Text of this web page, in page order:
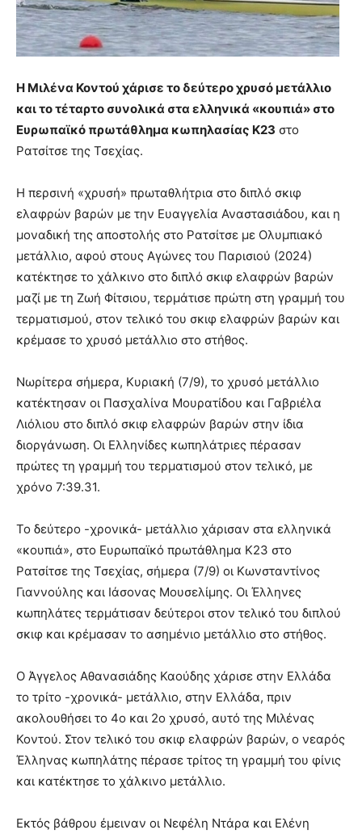
Η Μιλένα Κοντού χάρισε το δεύτερο χρυσό μετάλλιο
και το τέταρτο συνολικά στα ελληνικά «κουπιά» στο
Ευρωπαϊκό πρωτάθλημα κωπηλασίας Κ23 στο
Ρατσίτσε της Τσεχίας.
Η περσινή «χρυσή» πρωταθλήτρια στο διπλό σκιφ
ελαφρών βαρών με την Ευαγγελία Αναστασιάδου, και η
μοναδική της αποστολής στο Ρατσίτσε με Ολυμπιακό
μετάλλιο, αφού στους Αγώνες του Παρισιού (2024)
κατέκτησε το χάλκινο στο διπλό σκιφ ελαφρών βαρών
μαζί με τη Ζωή Φίτσιου, τερμάτισε πρώτη στη γραμμή του
τερματισμού, στον τελικό του σκιφ ελαφρών βαρών και
κρέμασε το χρυσό μετάλλιο στο στήθος.
Νωρίτερα σήμερα, Κυριακή (7/9), το χρυσό μετάλλιο
κατέκτησαν οι Πασχαλίνα Μουρατίδου και Γαβριέλα
Λιόλιου στο διπλό σκιφ ελαφρών βαρών στην ίδια
διοργάνωση. Οι Ελληνίδες κωπηλάτριες πέρασαν
πρώτες τη γραμμή του τερματισμού στον τελικό, με
χρόνο 7:39.31.
Το δεύτερο -χρονικά- μετάλλιο χάρισαν στα ελληνικά
«κουπιά», στο Ευρωπαϊκό πρωτάθλημα Κ23 στο
Ρατσίτσε της Τσεχίας, σήμερα (7/9) οι Κωνσταντίνος
Γιαννούλης και Ιάσονας Μουσελίμης. Οι Έλληνες
κωπηλάτες τερμάτισαν δεύτεροι στον τελικό του διπλού
σκιφ και κρέμασαν το ασημένιο μετάλλιο στο στήθος.
Ο Άγγελος Αθανασιάδης Καούδης χάρισε στην Ελλάδα
το τρίτο -χρονικά- μετάλλιο, στην Ελλάδα, πριν
ακολουθήσει το 4ο και 2ο χρυσό, αυτό της Μιλένας
Κοντού. Στον τελικό του σκιφ ελαφρών βαρών, ο νεαρός
Έλληνας κωπηλάτης πέρασε τρίτος τη γραμμή του φίνις
και κατέκτησε το χάλκινο μετάλλιο.
Εκτός βάθρου έμειναν οι Νεφέλη Ντάρα και Ελένη